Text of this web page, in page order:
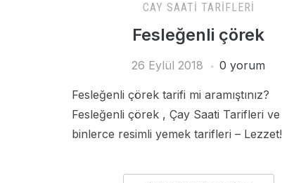
CAY SAATI TARIFLERI
Fesleğenli çörek
26 Eylül 2018 0 yorum
Fesleğenli çörek tarifi mi aramıştınız?
Fesleğenli çörek , Çay Saati Tarifleri ve
binlerce resimli yemek tarifleri – Lezzet!